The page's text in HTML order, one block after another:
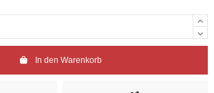
In den Warenkorb